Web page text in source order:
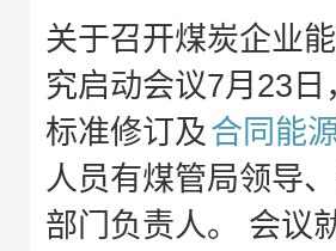
关于召开煤炭企业
究启动会议7月23
标准修订及合同能
人员有煤管局领导
部门负责人。 会议